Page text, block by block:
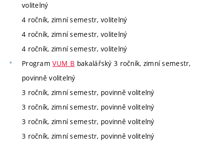
volitelný
4 ročník, zimní semestr, volitelný
4 ročník, zimní semestr, volitelný
4 ročník, zimní semestr, volitelný
ProgramVUM_B bakalářský 3 ročník, zimní semestr,
povinně volitelný
3 ročník, zimní semestr, povinně volitelný
3 ročník, zimní semestr, povinně volitelný
3 ročník, zimní semestr, povinně volitelný
3 ročník, zimní semestr, povinně volitelný